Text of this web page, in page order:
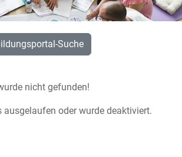
Suche
nicht gefunden!
ausgelaufen oder wurde deaktiviert.